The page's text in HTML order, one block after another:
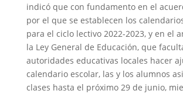
indicó que con fundamento en el
por el que se establecen los
para el ciclo lectivo 2022-2023, y en el
la Ley General de Educación, que
autoridades educativas locales hacer
calendario escolar, las y los alumnos
clases hasta el próximo 29 de junio,